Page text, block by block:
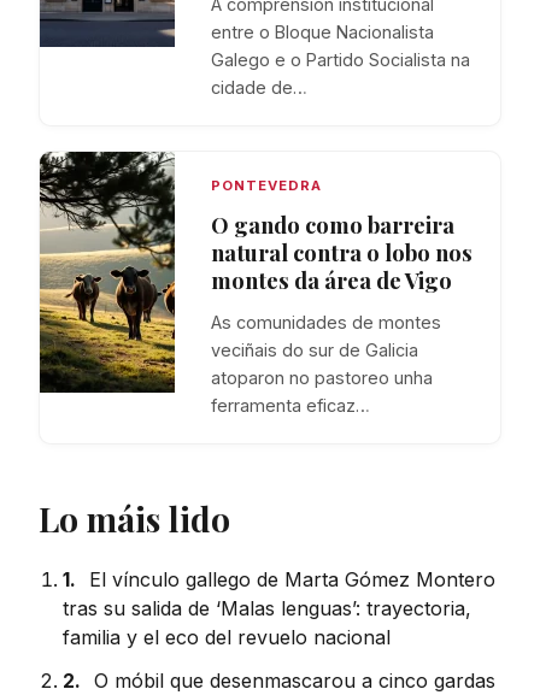
A comprensión institucional
entre o Bloque Nacionalista
Galego e o Partido Socialista na
cidade de…
PONTEVEDRA
O gando como barreira
natural contra o lobo nos
montes da área de Vigo
As comunidades de montes
veciñais do sur de Galicia
atoparon no pastoreo unha
ferramenta eficaz…
Lo máis lido
1.
El vínculo gallego de Marta Gómez Montero
tras su salida de ‘Malas lenguas’: trayectoria,
familia y el eco del revuelo nacional
2. O móbil que desenmascarou a cinco gardas